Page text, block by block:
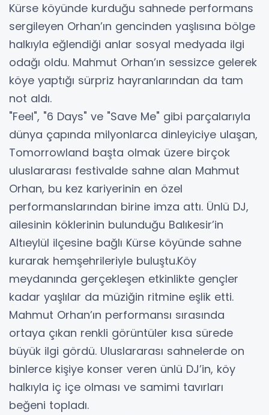
Kürse köyünde kurduğu sahnede performans
sergileyen Orhan’ın gencinden yaşlısına bölge
halkıyla eğlendiği anlar sosyal medyada ilgi
odağı oldu. Mahmut Orhan’ın sessizce gelerek
köye yaptığı sürpriz hayranlarından da tam
not aldı.
"Feel", "6 Days" ve "Save Me" gibi parçalarıyla
dünya çapında milyonlarca dinleyiciye ulaşan,
Tomorrowland başta olmak üzere birçok
uluslararası festivalde sahne alan Mahmut
Orhan, bu kez kariyerinin en özel
performanslarından birine imza attı. Ünlü DJ,
ailesinin köklerinin bulunduğu Balıkesir’in
Altıeylül ilçesine bağlı Kürse köyünde sahne
kurarak hemşehrileriyle buluştu.Köy
meydanında gerçekleşen etkinlikte gençler
kadar yaşlılar da müziğin ritmine eşlik etti.
Mahmut Orhan’ın performansı sırasında
ortaya çıkan renkli görüntüler kısa sürede
büyük ilgi gördü. Uluslararası sahnelerde on
binlerce kişiye konser veren ünlü DJ’in, köy
halkıyla iç içe olması ve samimi tavırları
beğeni topladı.